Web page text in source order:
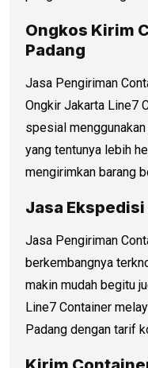
Ongkos Kirim
Padang
Jasa Pengiriman
Ongkir Jakarta Line7
spesial
yang tentunya lebih
mengirimkan barang
Jasa
Jasa Pengiriman
berkembangnya
makin mudah begitu
Line7 Container
Padang dengan tarif